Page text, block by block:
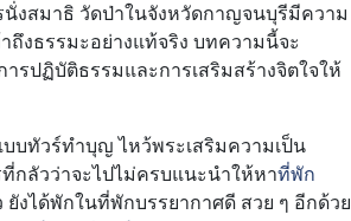
งสมาธิ วัดป่าในจังหวัดกาญจนบุรีมีความ
ถึงธรรมะอย่างแท้จริง บทความนี้จะ
ปฏิบัติธรรมและการเสริมสร้างจิตใจให้
บบทัวร์ทำบุญ ไหว้พระเสริมความเป็น
กลัวว่าจะไปไม่ครบแนะนำให้หาที่พัก
งได้พักในที่พักบรรยากาศดี สวย ๆ อีกด้วย